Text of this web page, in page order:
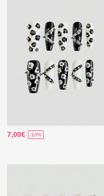
7,00€ -10%